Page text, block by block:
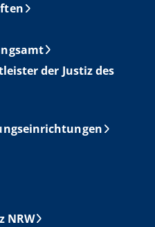
der Justiz des
NRW